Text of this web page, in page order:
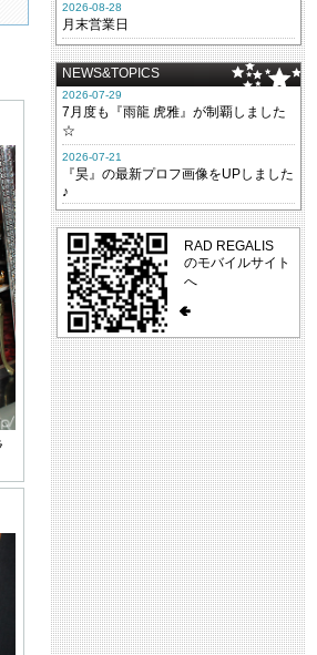
2026-08-28
月末営業日
NEWS&TOPICS
2026-07-29
7月度も『雨龍 虎雅』が制覇しました
☆
2026-07-21
『昊』の最新プロフ画像をUPしました
♪
RAD REGALIS
のモバイルサイト
へ